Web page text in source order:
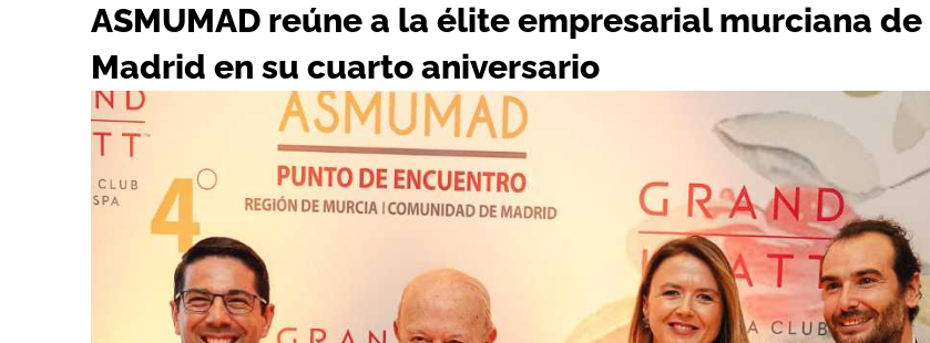
ASMUMAD reúne a la élite empresarial murciana de
Madrid en su cuarto aniversario